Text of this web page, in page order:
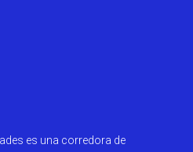
es una corredora de